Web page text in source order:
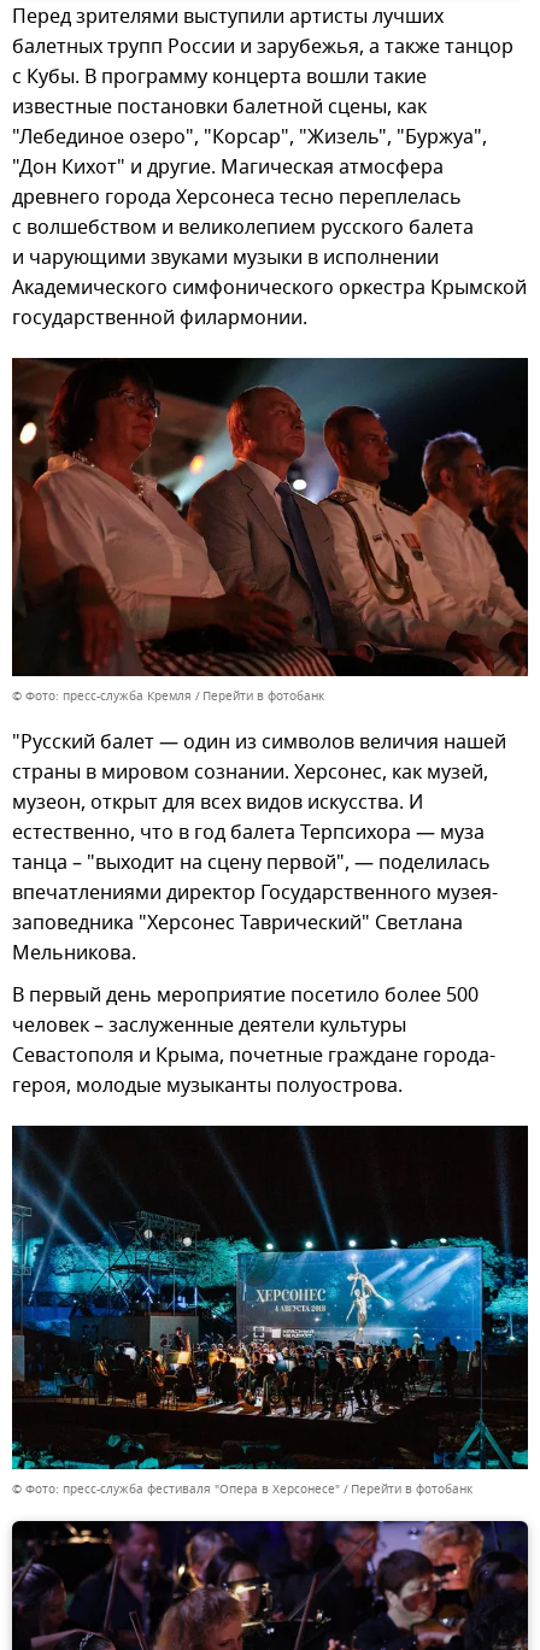
Перед зрителями выступили артисты лучших
балетных трупп России и зарубежья, а также танцор
с Кубы. В программу концерта вошли такие
известные постановки балетной сцены, как
"Лебединое озеро", "Корсар", "Жизель", "Буржуа",
"Дон Кихот" и другие. Магическая атмосфера
древнего города Херсонеса тесно переплелась
с волшебством и великолепием русского балета
и чарующими звуками музыки в исполнении
Академического симфонического оркестра Крымской
государственной филармонии.
© Фото: пресс-служба Кремля Перейти в фотобанк
"Русский балет — один из символов величия нашей
страны в мировом сознании. Херсонес, как музей,
музеон, открыт для всех видов искусства. И
естественно, что в год балета Терпсихора — муза
танца – "выходит на сцену первой", — поделилась
впечатлениями директор Государственного музея-
заповедника "Херсонес Таврический" Светлана
Мельникова.
В первый день мероприятие посетило более 500
человек – заслуженные деятели культуры
Севастополя и Крыма, почетные граждане города-
героя, молодые музыканты полуострова.
© Фото: пресс-служба фестиваля "Опера в Херсонесе" Перейти в фотобанк